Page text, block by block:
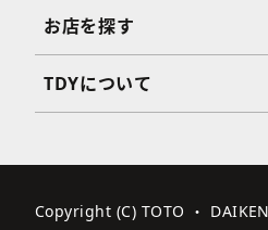
お店を探す
TDYについて
Copyright (C) TOTO ・